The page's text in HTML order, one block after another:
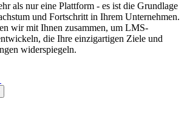
als nur eine Plattform - es ist die Grundlage
und Fortschritt in Ihrem Unternehmen.
wir mit Ihnen zusammen, um LMS-
die Ihre einzigartigen Ziele und
widerspiegeln.